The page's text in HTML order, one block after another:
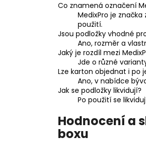
Co znamená označení
MedixPro je
použití.
Jsou podložky vhodné
Ano, rozměr a
Jaký je rozdíl mezi
Jde o různé
Lze karton objednat i po
Ano, v nabídce
Jak se podložky likvidují?
Po použití se
Hodnocení a
boxu